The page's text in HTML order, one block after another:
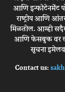
आणि इन्फोटेनमेंट
राष्ट्रीय आणि
मिळतील. आम्ही
आणि फेसबुक वर
सूचना
Contact us: